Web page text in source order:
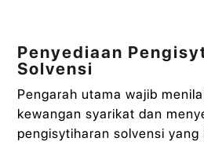
Penyediaan
Solvensi
Pengarah utama wajib
kewangan syarikat dan
pengisytiharan solvensi